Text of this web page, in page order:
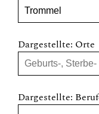
Dargestellte: Orte
Dargestellte: